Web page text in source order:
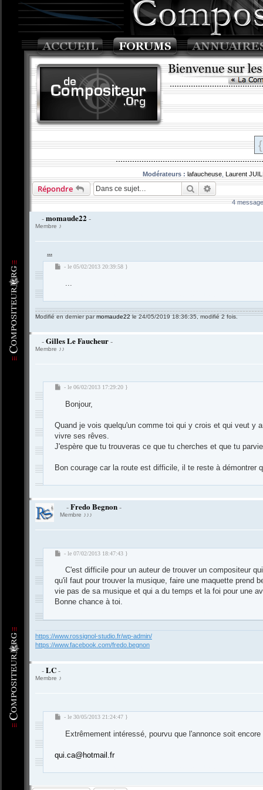
{
Modérateurs : lafaucheuse Laurent
Répondre Rechercher
Recherche
4
-momaude22 -
Membre ♪
...
M
a
g
e
- le 05/02/2013 20:39:58 }
...
Modifié en dernier parmomaude22le 24/05/2019 18:36:35, modifié 2 fois.
-Gilles Le Faucheur-
Membre ♪♪
M
e
- le 06/02/2013 17:29:20 }
Bonjour,
Quand je vois quelqu'un comme toi qui y crois et qui veut y
vivre ses rêves.
J'espère que tu trouveras ce que tu cherches et que tu
Bon courage car la route est difficile, il te reste à démontrer
-Fredo Begnon-
Membre ♪♪♪
M
s
e
- le 07/02/2013 18:47:43 }
C'est difficile pour un auteur de trouver un compositeur
qu'il faut pour trouver la musique, faire une maquette prend
vie pas de sa musique et qui a du temps et la foi pour une
Bonne chance à toi.
https://www.rossignol-studio.fr/wp-admin/
https://www.facebook.com/fredo.begnon
-LC-
Membre ♪
M
a
- le 30/05/2013 21:24:47 }
Extrêmement intéressé, pourvu que l'annonce soit
qui.ca@hotmail.fr